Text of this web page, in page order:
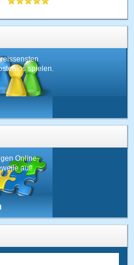
spielen.
Online-
auf!